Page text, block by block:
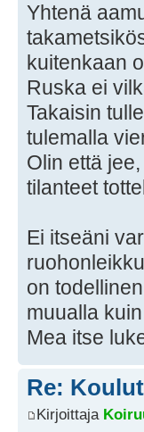
Yhtenä
kuitenkaan
Ruska ei
Takaisin
tulemalla
Olin että
tilanteet
Ei itseäni
on
muualla
Mea itse
Re:
Kirjoittaja